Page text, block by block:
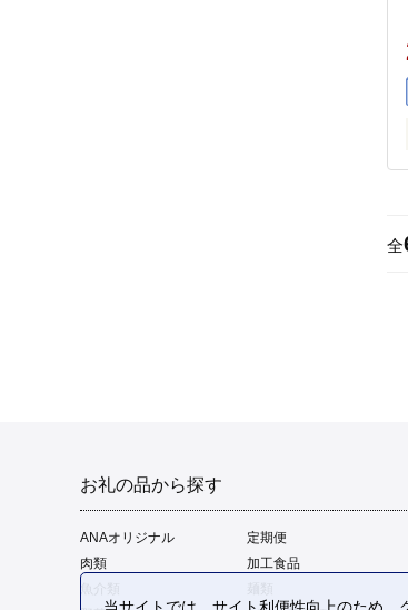
全
お礼の品から探す
ANAオリジナル 定期便
肉類
加工食品
当サイトでは、サイト利便性向上のため、